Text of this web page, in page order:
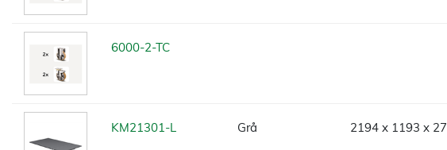
6000-2-TC
KM21301-L Grå 2194 x 1193 x 27